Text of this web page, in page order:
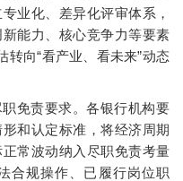
业化、差异化评审体系，
能力、核心竞争力等要素
转向“看产业、看未来”动态
免责要求。各银行机构要
和认定标准，将经济周期
常波动纳入尽职免责考量
合规操作、已履行岗位职